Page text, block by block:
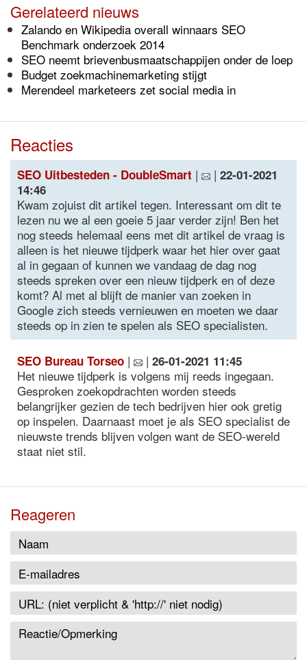
Gerelateerd nieuws
Zalando en Wikipedia overall winnaars SEO
Benchmark onderzoek 2014
SEO neemt brievenbusmaatschappijen onder de loep
Budget zoekmachinemarketing stijgt
Merendeel marketeers zet social media in
Reacties
SEO Uitbesteden - DoubleSmart | | 22-01-2021
14:46
Kwam zojuist dit artikel tegen. Interessant om dit te
lezen nu we al een goeie 5 jaar verder zijn! Ben het
nog steeds helemaal eens met dit artikel de vraag is
alleen is het nieuwe tijdperk waar het hier over gaat
al in gegaan of kunnen we vandaag de dag nog
steeds spreken over een nieuw tijdperk en of deze
komt? Al met al blijft de manier van zoeken in
Google zich steeds vernieuwen en moeten we daar
steeds op in zien te spelen als SEO specialisten.
SEO Bureau Torseo | | 26-01-2021 11:45
Het nieuwe tijdperk is volgens mij reeds ingegaan.
Gesproken zoekopdrachten worden steeds
belangrijker gezien de tech bedrijven hier ook gretig
op inspelen. Daarnaast moet je als SEO specialist de
nieuwste trends blijven volgen want de SEO-wereld
staat niet stil.
Reageren